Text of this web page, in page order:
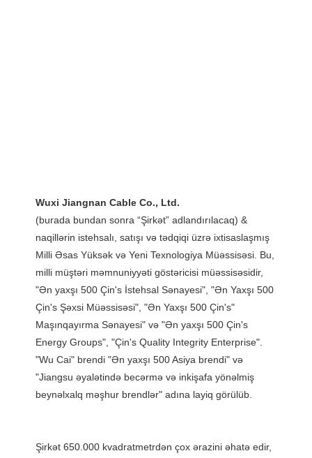
(burada bundan sonra “Şirkət” adlandırılacaq) &
naqillərin istehsalı, satışı və tədqiqi üzrə ixtisaslaşmış
Milli Əsas Yüksək və Yeni Texnologiya Müəssisəsi. Bu,
milli müştəri məmnuniyyəti göstəricisi müəssisəsidir,
"Ən yaxşı 500 Çin's İstehsal Sənayesi", "Ən Yaxşı 500
Çin's Şəxsi Müəssisəsi", "Ən Yaxşı 500 Çin's"
Maşınqayırma Sənayesi" və "Ən yaxşı 500 Çin's
Energy Groups", "Çin's Quality Integrity Enterprise".
"Wu Cai" brendi "Ən yaxşı 500 Asiya brendi" və
"Jiangsu əyalətində becərmə və inkişafa yönəlmiş
Şirkət 650.000 kvadratmetrdən çox ərazini əhatə edir,